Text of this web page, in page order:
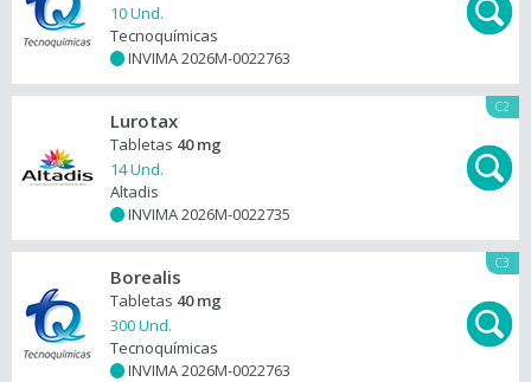
10 Und.
Tecnoquímicas
INVIMA 2026M-0022763
C2
Lurotax
Tabletas 40 mg
14 Und.
Altadis
INVIMA 2026M-0022735
C3
Borealis
Tabletas 40 mg
300 Und.
Tecnoquímicas
INVIMA 2026M-0022763